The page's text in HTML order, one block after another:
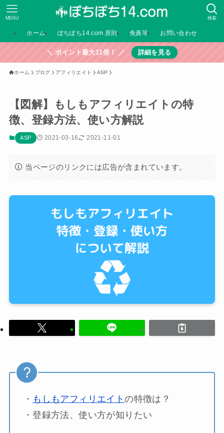
検索
MENU
ホーム ぽちぽち14.com 原則 免責等 お問い合わせ
＼ ポイント最大11倍！ ／ 詳細を見る
ホーム ブログ アフィリエイト ASP
【図解】もしもアフィリエイトの特
徴、登録方法、使い方解説
ASP 2021-03-16 2021-11-01
当ページのリンクには広告が含まれています。
・ もしもアフィリエイトの特徴は？
・登録方法、使い方が知りたい